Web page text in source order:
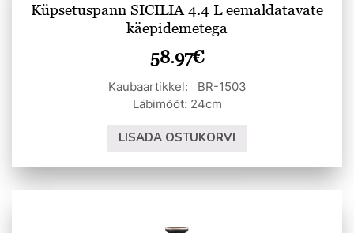
Küpsetuspann SICILIA 4.4 L eemaldatavate
käepidemetega
58.97€
Kaubaartikkel: BR-1503
Läbimõõt: 24cm
LISADA OSTUKORVI